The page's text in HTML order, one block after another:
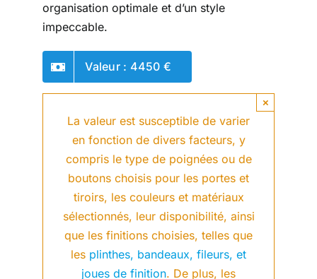
organisation optimale et d’un style
impeccable.
Valeur : 4450 €
La valeur est susceptible de varier
en fonction de divers facteurs, y
compris le type de poignées ou de
boutons choisis pour les portes et
tiroirs, les couleurs et matériaux
sélectionnés, leur disponibilité, ainsi
que les finitions choisies, telles que
les plinthes, bandeaux, fileurs, et
joues de finition. De plus, les
×